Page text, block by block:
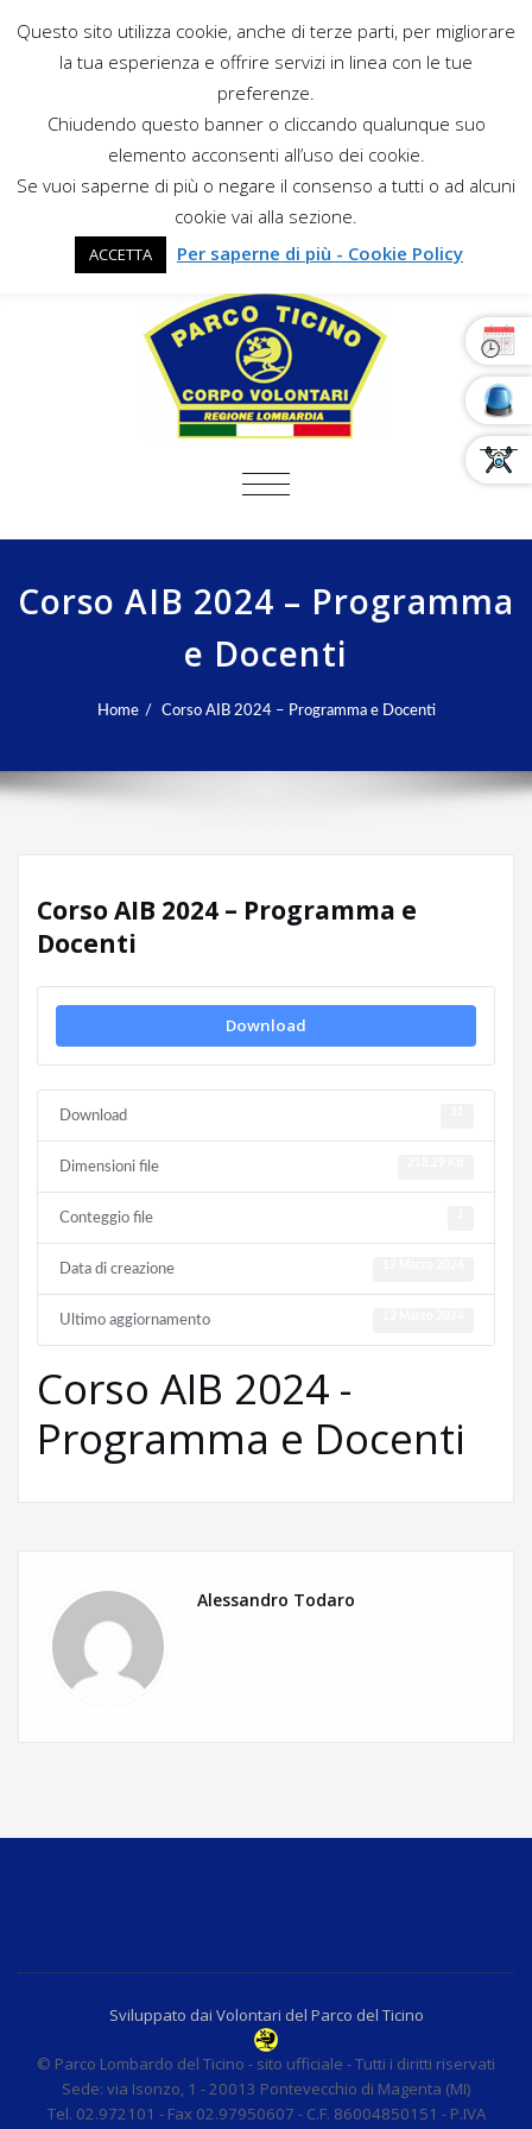
COMMUTA NAVIGAZIONE
Corso AIB 2024 – Programma
e Docenti
Home Corso AIB 2024 – Programma e Docenti
Corso AIB 2024 – Programma e
Docenti
Download
Download
Dimensioni file
Conteggio file
Data di creazione
Ultimo aggiornamento
Corso AIB 2024 -
Programma e Docenti
Alessandro Todaro
Sviluppato dai Volontari del Parco del Ticino
© Parco Lombardo del Ticino - sito ufficiale - Tutti i diritti riservati
Sede: via Isonzo, 1 - 20013 Pontevecchio di Magenta (MI)
Tel. 02.972101 - Fax 02.97950607 - C.F. 86004850151 - P.IVA
Questo sito utilizza cookie, anche di terze parti, per migliorare
la tua esperienza e offrire servizi in linea con le tue
preferenze.
Chiudendo questo banner o cliccando qualunque suo
elemento acconsenti all’uso dei cookie.
Se vuoi saperne di più o negare il consenso a tutti o ad alcuni
cookie vai alla sezione.
ACCETTA Per saperne di più - Cookie Policy